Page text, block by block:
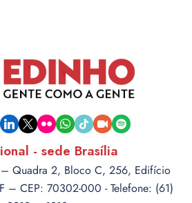
linkedin
x flickrwhatsapp
tiktokvideo-spotify
- sede Brasília
Quadra 2, Bloco C, 256, Edifício
– CEP: 70302-000 - Telefone: (61)